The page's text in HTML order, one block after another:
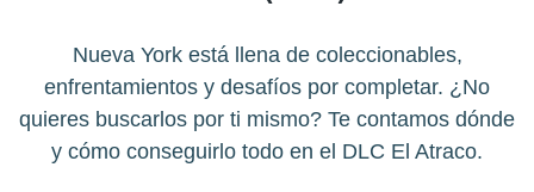
Nueva York está llena de coleccionables,
enfrentamientos y desafíos por completar. ¿No
quieres buscarlos por ti mismo? Te contamos dónde
y cómo conseguirlo todo en el DLC El Atraco.